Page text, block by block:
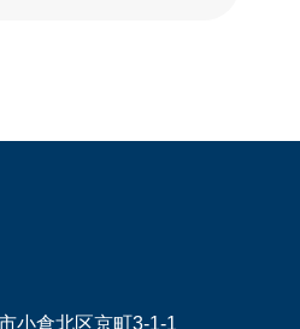
小倉北区京町3-1-1